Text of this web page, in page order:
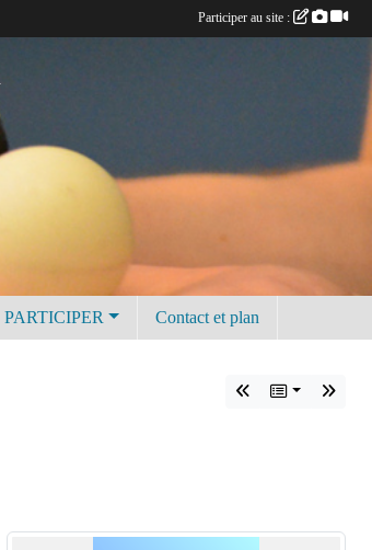
PARTICIPER Contact et plan
Participer au site :